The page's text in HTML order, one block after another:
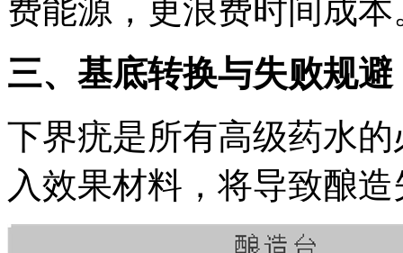
费能源，更浪费时间成本
三、基底转换与失败规避
下界疣是所有高级药水
入效果材料，将导致酿